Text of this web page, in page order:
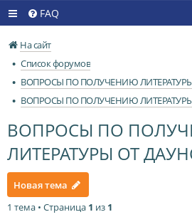
FAQ
На сайт
Список форумов
ВОПРОСЫ ПО ПОЛУЧЕНИЮ
ВОПРОСЫ ПО ПОЛУЧЕНИЮ
ВОПРОСЫ ПО
ЛИТЕРАТУРЫ ОТ
Новая тема
1 тема • Страница 1 из 1